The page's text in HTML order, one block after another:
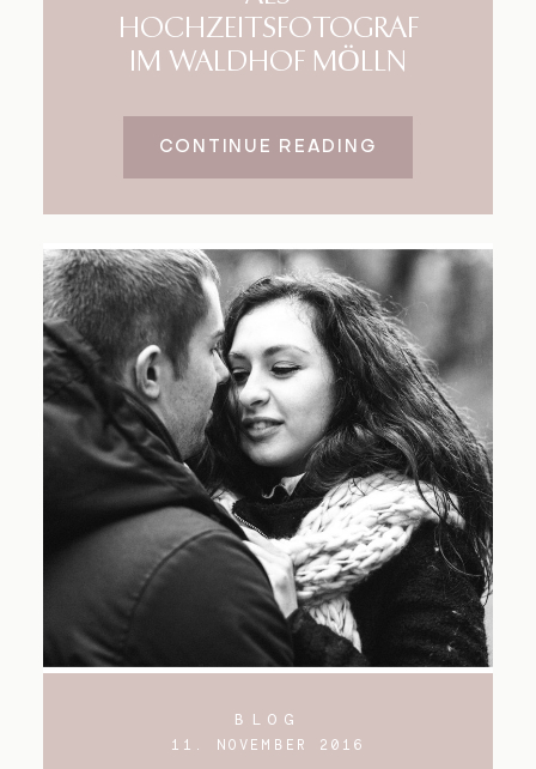
HOCHZEITSFOTOGRAF
IM WALDHOF MÖLLN
CONTINUE READING
BLOG
11. NOVEMBER 2016